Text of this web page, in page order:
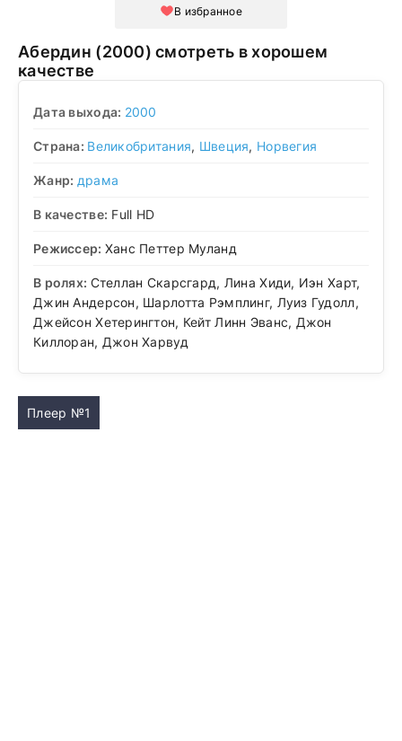
В избранное
Абердин (2000) смотреть в хорошем
качестве
Дата выхода: 2000
Страна: Великобритания, Швеция, Норвегия
Жанр: драма
В качестве: Full HD
Режиссер: Ханс Петтер Муланд
В ролях: Стеллан Скарсгард, Лина Хиди, Иэн Харт,
Джин Андерсон, Шарлотта Рэмплинг, Луиз Гудолл,
Джейсон Хетерингтон, Кейт Линн Эванс, Джон
Киллоран, Джон Харвуд
Плеер №1